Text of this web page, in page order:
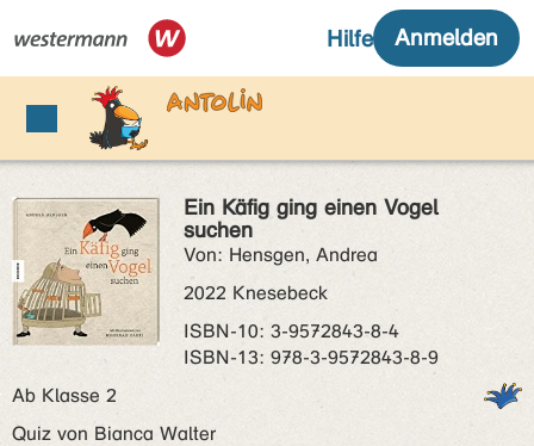
Ein Käfig ging einen Vogel
suchen
Von: Hensgen, Andrea
2022 Knesebeck
ISBN‑10: 3-9572843-8-4
ISBN‑13: 978-3-9572843-8-9
Ab Klasse 2
Quiz von Bianca Walter